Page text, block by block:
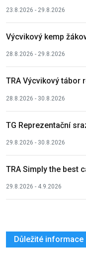
23.8.2026 - 29.8.2026
Výcvikový kemp
28.8.2026 - 29.8.2026
TRA Výcvikový tábor
28.8.2026 - 30.8.2026
TG Reprezentační
29.8.2026 - 30.8.2026
TRA Simply the best
29.8.2026 - 4.9.2026
Důležité informace